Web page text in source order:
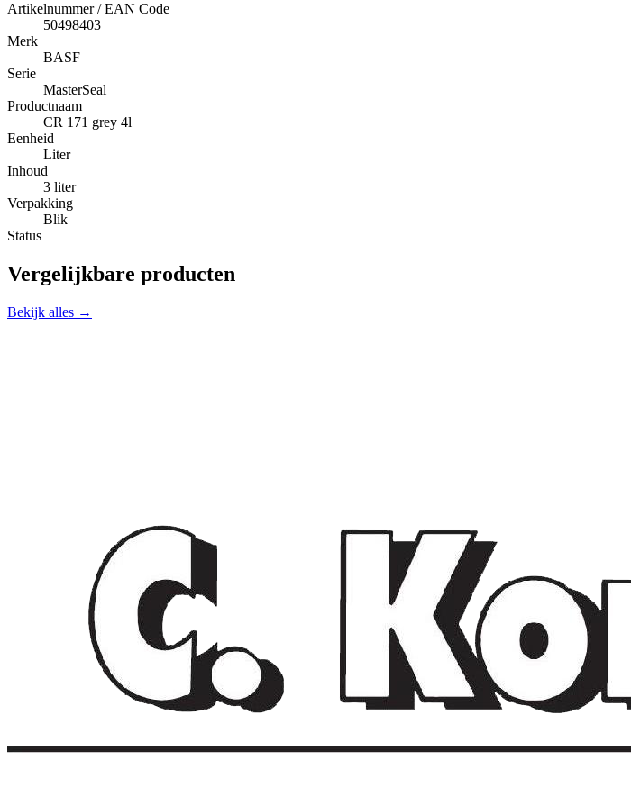
Artikelnummer / EAN Code
50498403
Merk
BASF
Serie
MasterSeal
Productnaam
CR 171 grey 4l
Eenheid
Liter
Inhoud
3 liter
Verpakking
Blik
Status
Vergelijkbare producten
Bekijk alles →